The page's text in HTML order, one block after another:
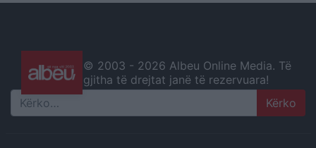
© 2003 - 2026 Albeu Online Media. Të
gjitha të drejtat janë të rezervuara!
Search